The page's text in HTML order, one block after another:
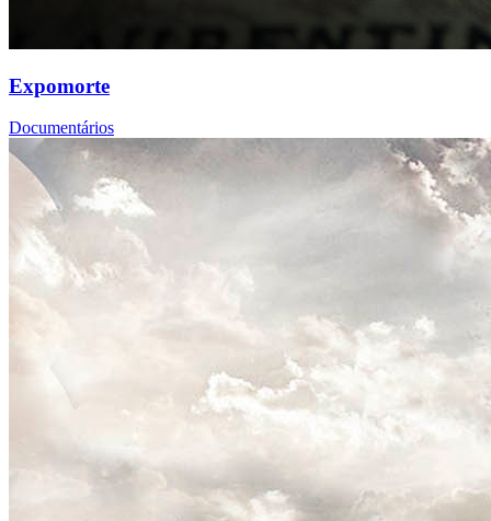
Expomorte
Documentários